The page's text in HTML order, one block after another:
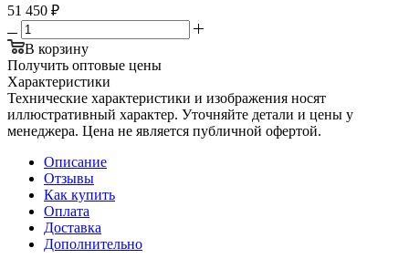
51 450 ₽
В корзину
Получить оптовые цены
Характеристики
Технические характеристики и изображения носят
иллюстративный характер. Уточняйте детали и цены у
менеджера. Цена не является публичной офертой.
Описание
Отзывы
Как купить
Оплата
Доставка
Дополнительно